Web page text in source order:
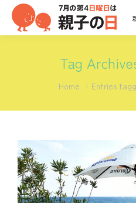
Tag
You are here:
Home Entries